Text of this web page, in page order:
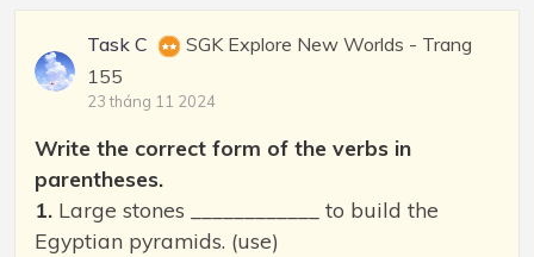
Task C
SGK Explore New Worlds - Trang
155
23 tháng 11 2024
Write the correct form of the verbs in
parentheses.
1. Large stones ____________ to build the
Egyptian pyramids. (use)